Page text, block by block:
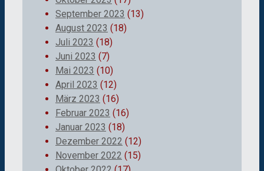
September 2023 (13)
August 2023 (18)
Juli 2023 (18)
Juni 2023 (7)
Mai 2023 (10)
April 2023 (12)
März 2023 (16)
Februar 2023 (16)
Januar 2023 (18)
Dezember 2022 (12)
November 2022 (15)